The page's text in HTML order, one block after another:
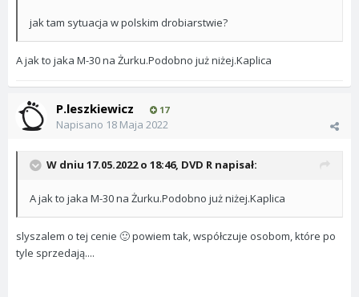
jak tam sytuacja w polskim drobiarstwie?
A jak to jaka M-30 na Żurku.Podobno już niżej.Kaplica
P.leszkiewicz 17
Napisano 18 Maja 2022
W dniu 17.05.2022 o 18:46, DVD R napisał:
A jak to jaka M-30 na Żurku.Podobno już niżej.Kaplica
slyszalem o tej cenie 🙂 powiem tak, współczuje osobom, które po
tyle sprzedają....